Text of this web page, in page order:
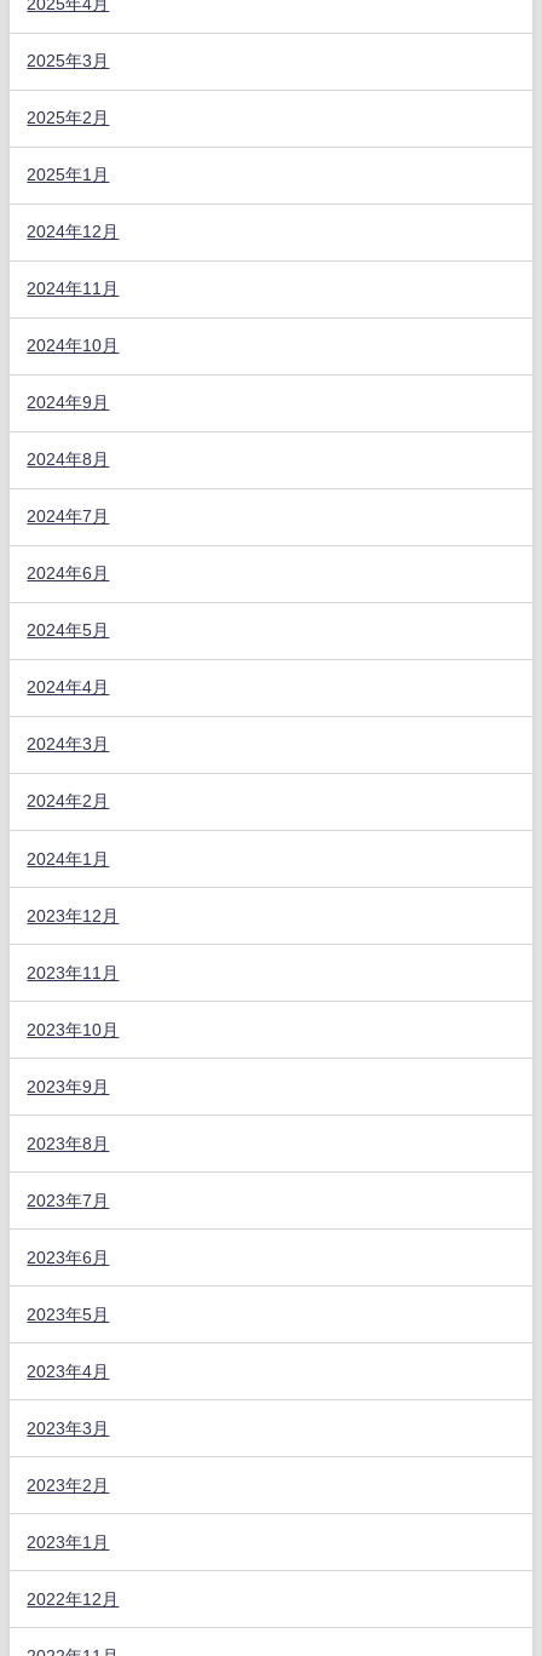
2025年4月
2025年3月
2025年2月
2025年1月
2024年12月
2024年11月
2024年10月
2024年9月
2024年8月
2024年7月
2024年6月
2024年5月
2024年4月
2024年3月
2024年2月
2024年1月
2023年12月
2023年11月
2023年10月
2023年9月
2023年8月
2023年7月
2023年6月
2023年5月
2023年4月
2023年3月
2023年2月
2023年1月
2022年12月